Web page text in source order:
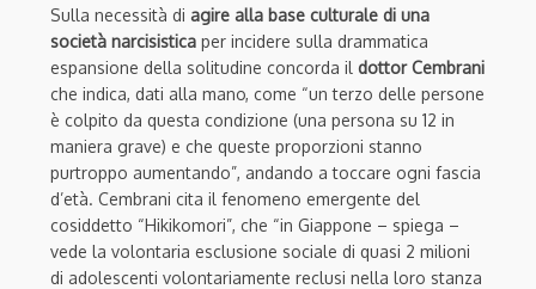
Sulla necessità di agire alla base culturale di una
società narcisistica per incidere sulla drammatica
espansione della solitudine concorda il dottor Cembrani
che indica, dati alla mano, come “un terzo delle persone
è colpito da questa condizione (una persona su 12 in
maniera grave) e che queste proporzioni stanno
purtroppo aumentando”, andando a toccare ogni fascia
d’età. Cembrani cita il fenomeno emergente del
cosiddetto “Hikikomori”, che “in Giappone – spiega –
vede la volontaria esclusione sociale di quasi 2 milioni
di adolescenti volontariamente reclusi nella loro stanza